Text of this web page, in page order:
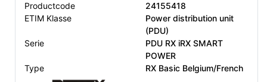
Productcode
24155418
ETIM Klasse
Power distribution unit
(PDU)
Serie
PDU RX iRX SMART
POWER
Type
RX Basic Belgium/French